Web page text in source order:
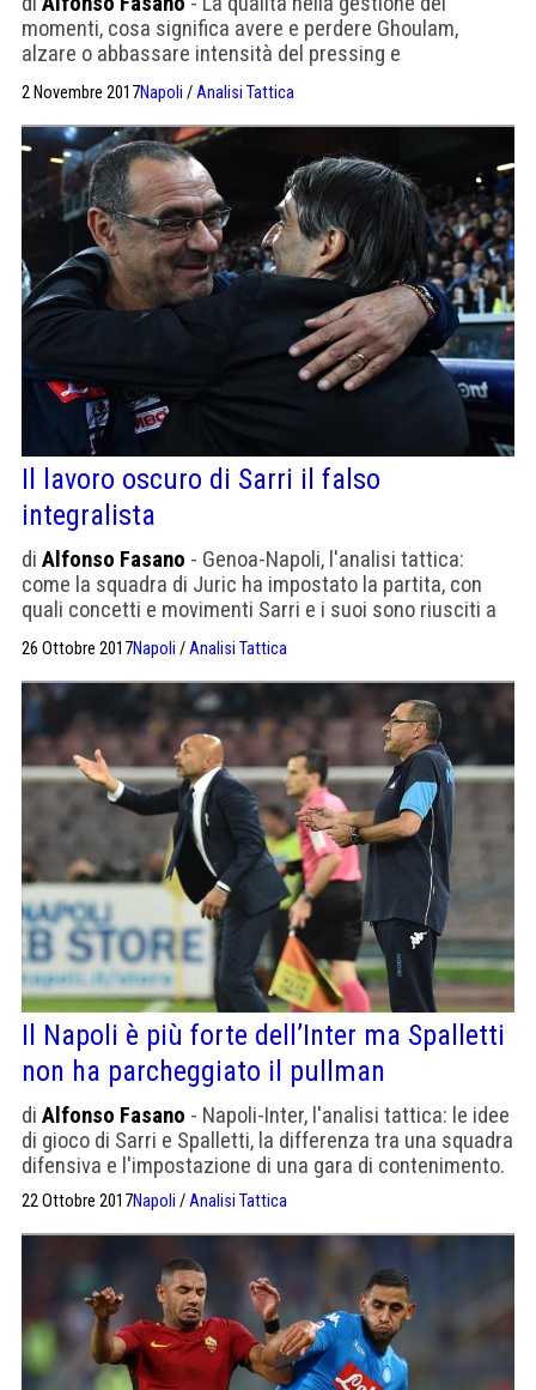
momenti, cosa significa avere e perdere Ghoulam,
alzare o abbassare intensità del pressing e
2 Novembre 2017Napoli /Analisi Tattica
Il lavoro oscuro di Sarri il falso
integralista
di Alfonso Fasano - Genoa-Napoli, l'analisi tattica:
come la squadra di Juric ha impostato la partita, con
quali concetti e movimenti Sarri e i suoi sono riusciti a
26 Ottobre 2017Napoli /Analisi Tattica
Il Napoli è più forte dell’Inter ma Spalletti
non ha parcheggiato il pullman
di Alfonso Fasano - Napoli-Inter, l'analisi tattica: le idee
di gioco di Sarri e Spalletti, la differenza tra una squadra
difensiva e l'impostazione di una gara di contenimento.
22 Ottobre 2017Napoli /Analisi Tattica